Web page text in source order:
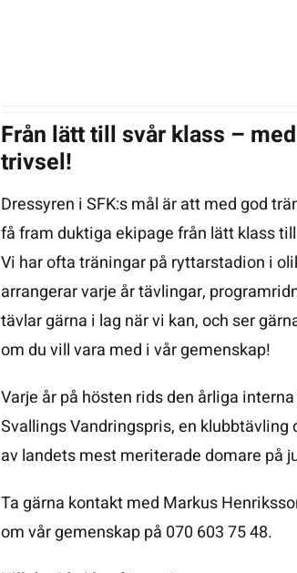
Från lätt till svår klass –
trivsel!
Dressyren i SFK:s mål är att med god
få fram duktiga ekipage från lätt klass
Vi har ofta träningar på ryttarstadion i
arrangerar varje år tävlingar,
tävlar gärna i lag när vi kan, och ser
om du vill vara med i vår gemenskap!
Varje år på hösten rids den årliga
Svallings Vandringspris, en klubbtävling
av landets mest meriterade domare på
Ta gärna kontakt med Markus
om vår gemenskap på 070 603 75 48.